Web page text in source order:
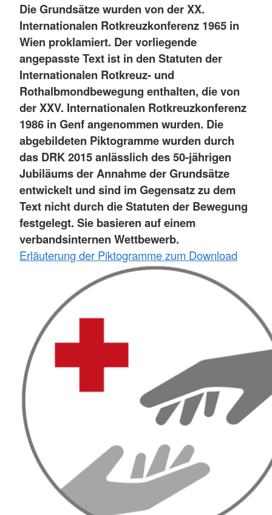
Die Grundsätze wurden von der XX.
Internationalen Rotkreuzkonferenz 1965 in
Wien proklamiert. Der vorliegende
angepasste Text ist in den Statuten der
Internationalen Rotkreuz- und
Rothalbmondbewegung enthalten, die von
der XXV. Internationalen Rotkreuzkonferenz
1986 in Genf angenommen wurden. Die
abgebildeten Piktogramme wurden durch
das DRK 2015 anlässlich des 50-jährigen
Jubiläums der Annahme der Grundsätze
entwickelt und sind im Gegensatz zu dem
Text nicht durch die Statuten der Bewegung
festgelegt. Sie basieren auf einem
verbandsinternen Wettbewerb.
Erläuterung der Piktogramme zum Download